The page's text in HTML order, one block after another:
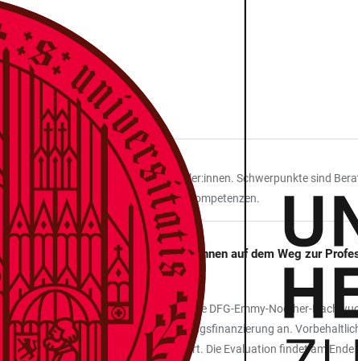
promovierter Wissenschaftler:innen. Schwerpunkte sind
wie der Erwerb von überfachlichen Kompetenzen.
Nachwuchswissenschaftler*innen auf dem Weg zur
einen ERC Starting Grant oder eine DFG-Emmy-Noether-
Nachwuchses eine Überbrückungsfinanzierung an.
für maximal drei Jahre weiterfinanziert. Die Evaluation findet am